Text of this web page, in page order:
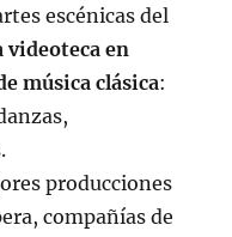
escénicas del
videoteca en
música clásica:
producciones
compañías de